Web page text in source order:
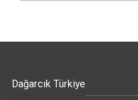
Dağarcık Türkiye